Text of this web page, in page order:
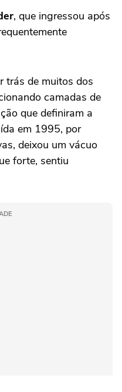
, que ingressou após
trás de muitos dos
camadas de
que definiram a
em 1995, por
deixou um vácuo
forte, sentiu